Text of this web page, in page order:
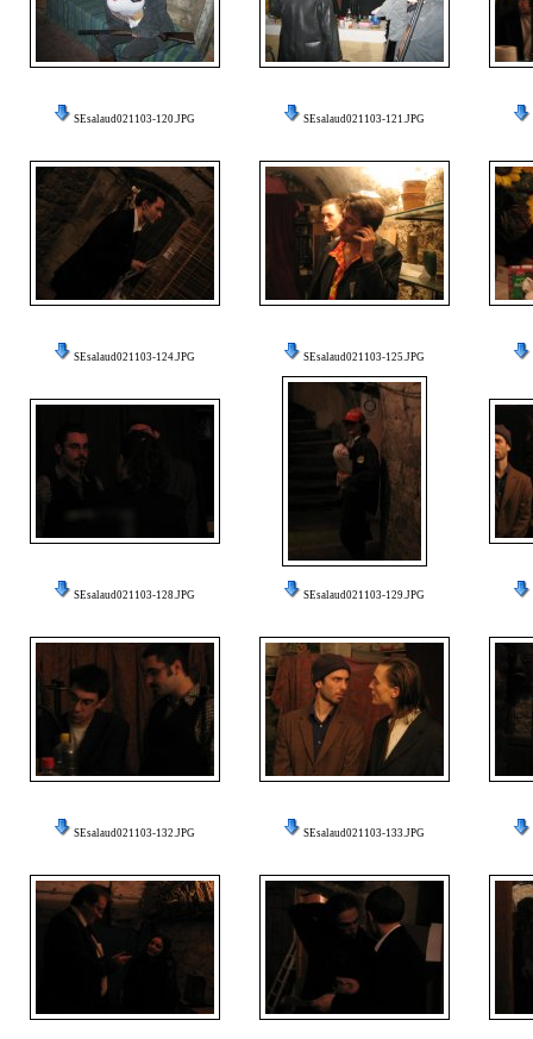
SEsalaud021103-120.JPG SEsalaud021103-121.JPG
SEsalaud021103-124.JPG SEsalaud021103-125.JPG
SEsalaud021103-128.JPG SEsalaud021103-129.JPG
SEsalaud021103-132.JPG SEsalaud021103-133.JPG